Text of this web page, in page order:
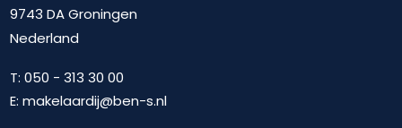
9743 DA Groningen
Nederland
T:050 - 313 30 00
E:makelaardij@ben-s.nl